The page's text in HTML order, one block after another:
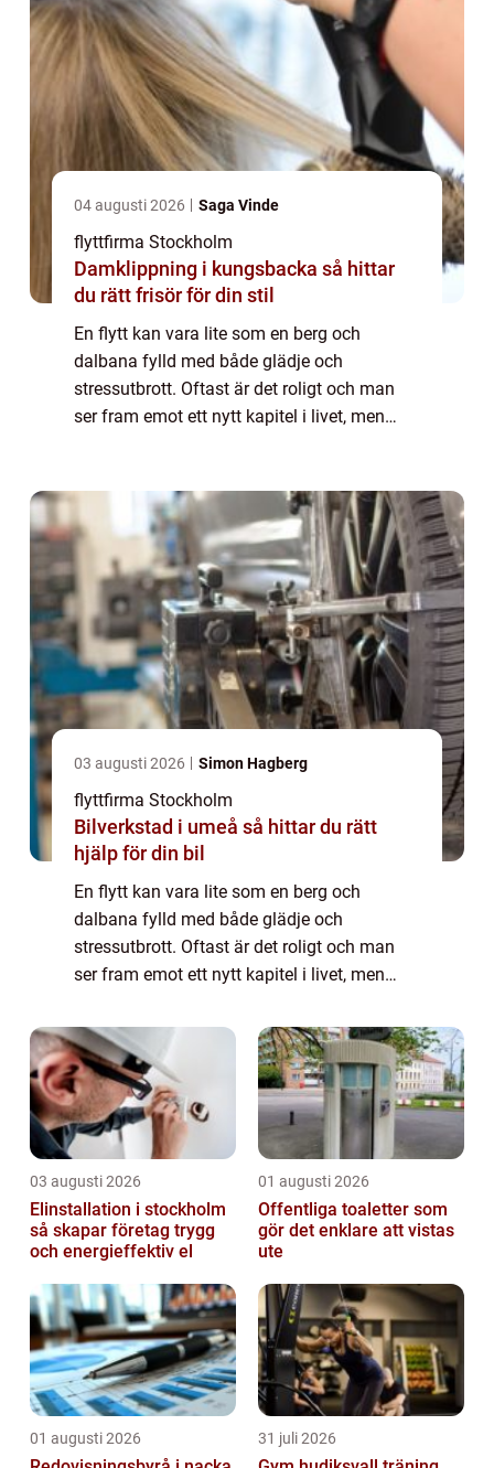
04 augusti 2026 Saga Vinde
flyttfirma Stockholm
Damklippning i kungsbacka så hittar
du rätt frisör för din stil
En flytt kan vara lite som en berg och
dalbana fylld med både glädje och
stressutbrott. Oftast är det roligt och man
ser fram emot ett nytt kapitel i livet, men
03 augusti 2026 Simon Hagberg
flyttfirma Stockholm
Bilverkstad i umeå så hittar du rätt
hjälp för din bil
En flytt kan vara lite som en berg och
dalbana fylld med både glädje och
stressutbrott. Oftast är det roligt och man
ser fram emot ett nytt kapitel i livet, men
väldigt...
03 augusti 2026
Elinstallation i stockholm
så skapar företag trygg
och energieffektiv el
01 augusti 2026
Offentliga toaletter som
gör det enklare att vistas
ute
01 augusti 2026 31 juli 2026